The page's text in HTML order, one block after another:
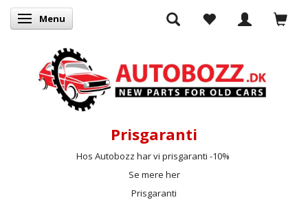
Skifte navigation
Menu
Prisgaranti
Hos Autobozz har vi prisgaranti -10%
Se mere her
Prisgaranti